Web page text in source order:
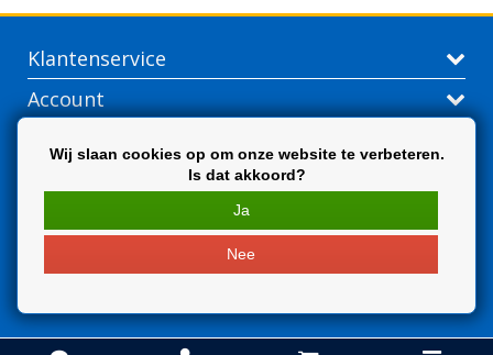
Klantenservice
Account
Wij slaan cookies op om onze website te verbeteren.
Is dat akkoord?
Ja
Nee